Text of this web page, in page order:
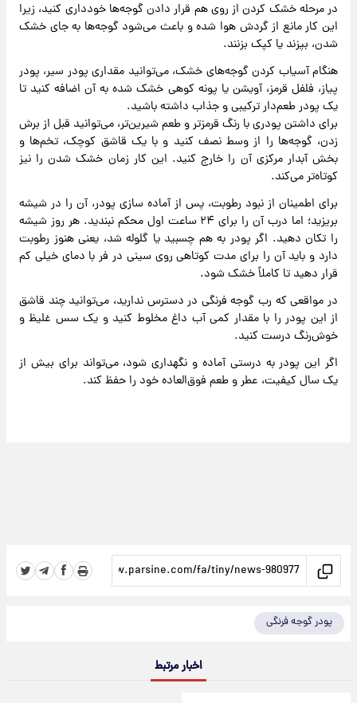
در مرحله خشک کردن از روی هم قرار دادن گوجه‌ها خودداری کنید، زیرا
این کار مانع از گردش هوا شده و باعث می‌شود گوجه‌ها به جای خشک
شدن، بپزند یا کپک بزنند.
هنگام آسیاب کردن گوجه‌های خشک، می‌توانید مقداری پودر سیر، پودر
پیاز، فلفل قرمز، آویشن یا پونه کوهی خشک شده به آن اضافه کنید تا
یک پودر طعم‌دار ترکیبی و جذاب داشته باشید.
برای داشتن پودری با رنگ قرمزتر و طعم شیرین‌تر، می‌توانید قبل از برش
زدن، گوجه‌ها را از وسط نصف کنید و با یک قاشق کوچک، تخم‌ها و
بخش آبدار مرکزی آن را خارج کنید. این کار زمان خشک شدن را نیز
کوتاه‌تر می‌کند.
برای اطمینان از نبود رطوبت، پس از آماده سازی پودر، آن را در شیشه
بریزید؛ اما درب آن را برای ۲۴ ساعت اول محکم نبندید. هر روز شیشه
را تکان دهید. اگر پودر به هم چسبید یا گلوله شد، یعنی هنوز رطوبت
دارد و باید آن را برای مدت کوتاهی روی سینی در فر با دمای خیلی کم
قرار دهید تا کاملاً خشک شود.
در مواقعی که رب گوجه فرنگی در دسترس ندارید، می‌توانید چند قاشق
از این پودر را با مقدار کمی آب داغ مخلوط کنید و یک سس غلیظ و
خوش‌رنگ درست کنید.
اگر این پودر به درستی آماده و نگهداری شود، می‌تواند برای بیش از
یک سال کیفیت، عطر و طعم فوق‌العاده خود را حفظ کند.
پودر گوجه فرنگی
اخبار مرتبط